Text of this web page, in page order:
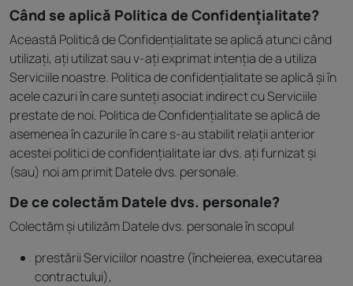
Când se aplică Politica de Confidențialitate?
Această Politică de Confidențialitate se aplică atunci când
utilizați, ați utilizat sau v-ați exprimat intenția de a utiliza
Serviciile noastre. Politica de confidențialitate se aplică și în
acele cazuri în care sunteți asociat indirect cu Serviciile
prestate de noi. Politica de Confidențialitate se aplică de
asemenea în cazurile în care s-au stabilit relații anterior
acestei politici de confidențialitate iar dvs. ați furnizat și
(sau) noi am primit Datele dvs. personale.
De ce colectăm Datele dvs. personale?
Colectăm și utilizăm Datele dvs. personale în scopul
prestării Serviciilor noastre (încheierea, executarea
contractului),